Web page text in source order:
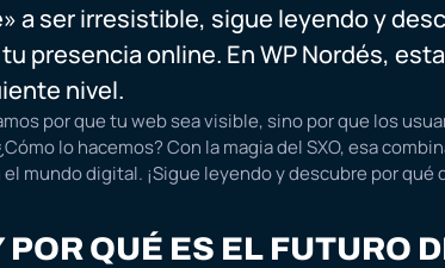
a ser irresistible, sigue leyendo y
presencia online. En WP Nordés,
nivel.
por que tu web sea visible, sino por que los
lo hacemos? Con la magia del SXO, esa
mundo digital. ¡Sigue leyendo y descubre por qué
POR QUÉ ES EL FUTURO